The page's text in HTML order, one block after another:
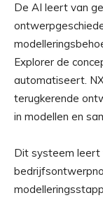
De AI leert van
Explorer de
automatiseert.
terugkerende
in modellen en
Dit systeem leert